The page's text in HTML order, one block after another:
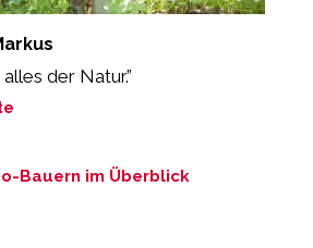
der Natur.”
Bauern im Überblick